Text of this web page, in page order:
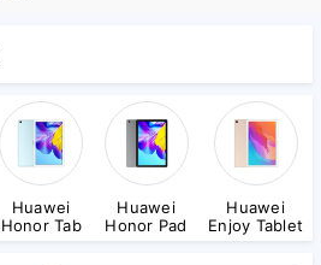
Huawei
Honor Tab
Huawei
Honor Pad
Huawei
Enjoy Tablet